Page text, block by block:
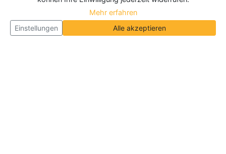
Mehr erfahren
Einstellungen
Alle akzeptieren